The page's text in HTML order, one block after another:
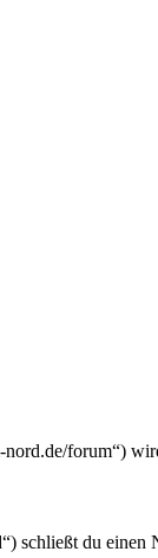
forum“)
du einen